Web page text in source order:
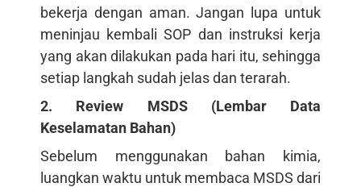
bekerja dengan aman. Jangan lupa untuk
meninjau kembali SOP dan instruksi kerja
yang akan dilakukan pada hari itu, sehingga
setiap langkah sudah jelas dan terarah.
2. Review MSDS (Lembar Data
Keselamatan Bahan)
Sebelum menggunakan bahan kimia,
luangkan waktu untuk membaca MSDS dari